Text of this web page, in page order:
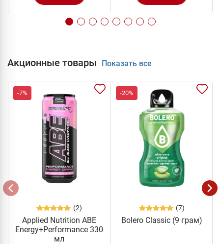
Акционные товары Показать все
-7%
(2)
Applied Nutrition ABE
Energy+Performance 330
мл
-20%
(7)
Bolero Classic (9 грам)